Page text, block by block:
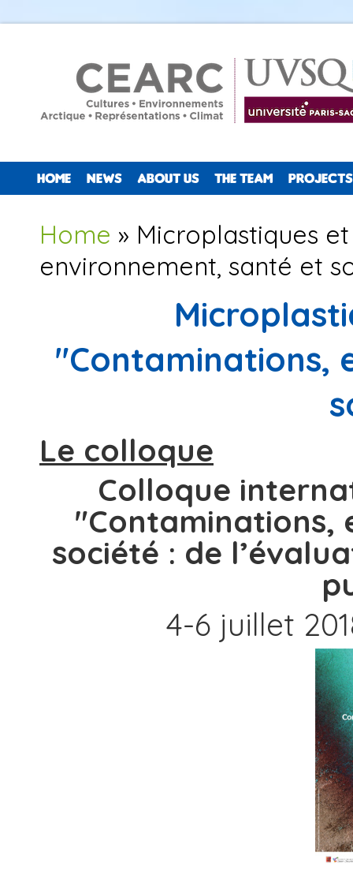
HOME NEWS ABOUT US THE TEAM PROJECTS
You are here
Home » Microplastiques
environnement, santé et
"Contaminations,
Le colloque
Colloque
"Contaminations,
société : de
4-6 juillet